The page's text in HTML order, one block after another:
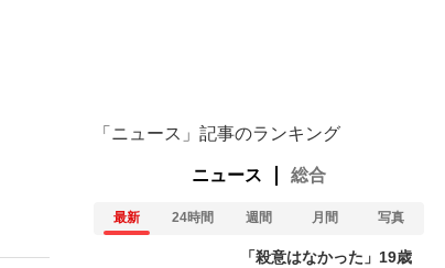
運用のすべて
「ニュース」記事のランキング
ニュース 総合
最新 24時間 週間 月間 写真
「殺意はなかった」19歳